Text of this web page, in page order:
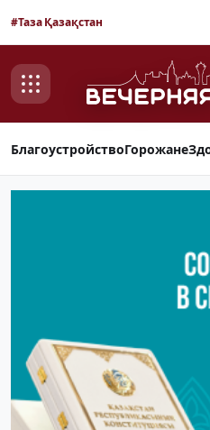
#Таза Қазақстан
БлагоустройствоГорожане